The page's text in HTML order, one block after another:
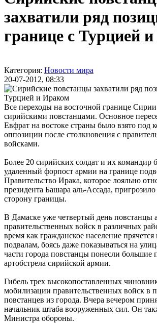
захватили ряд
границе с Турцией
Категория: Новости мира
20-07-2012, 08:33
Все переходы на восточной границе
сирийскими повстанцами. Основное
Евфрат на востоке страны было взято под
оппозиции после столкновения с
войсками.
Более 20 сирийских солдат и их командир
удаленный форпост армии на границе
Правительство Ирака, которое лояльно
президента Башара аль-Ассада,
сторону границы.
В Дамаске уже четвертый день повстанцы
правительственных войск в различных
время как гражданское население
подвалам, боясь даже показываться на
части города повстанцы понесли большие
артобстрела сирийской армии.
Гибель трех высокопоставленных
мобилизации правительственных войск в
повстанцев из города. Вчера вечером
начальник штаба вооруженных сил. Он
Министра обороны.